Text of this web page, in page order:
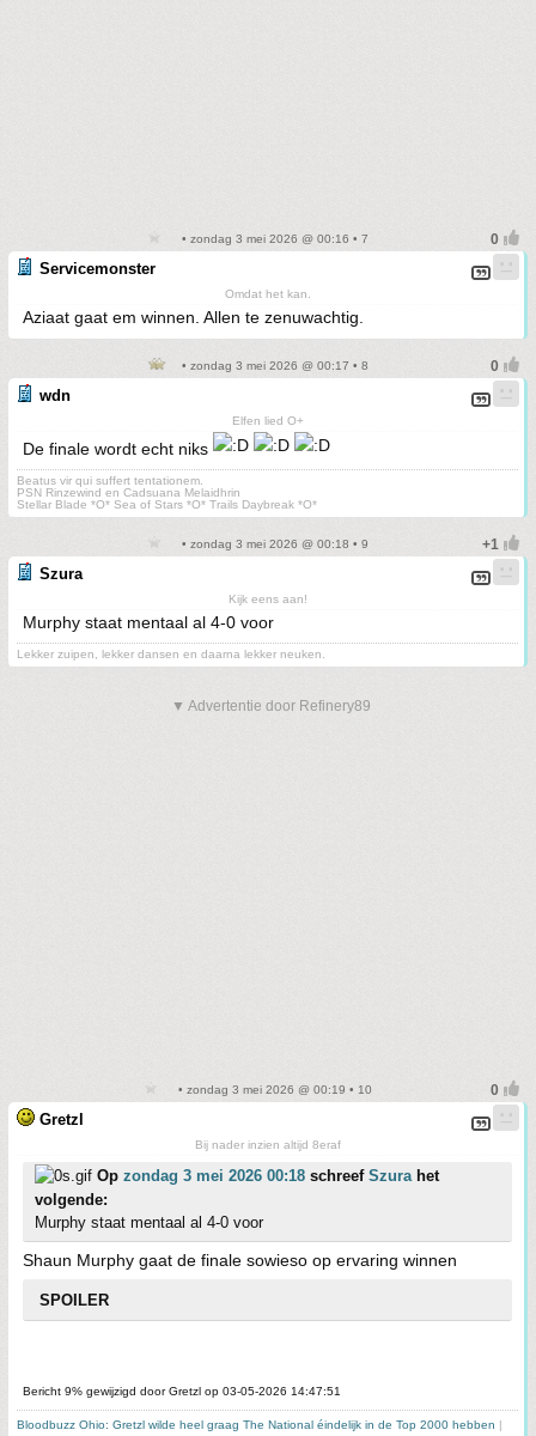
• zondag 3 mei 2026 @ 00:16 • 7
Servicemonster
Omdat het kan.
Aziaat gaat em winnen. Allen te zenuwachtig.
• zondag 3 mei 2026 @ 00:17 • 8
wdn
Elfen lied O+
De finale wordt echt niks
Beatus vir qui suffert tentationem.
PSN Rinzewind en Cadsuana Melaidhrin
Stellar Blade *O* Sea of Stars *O* Trails Daybreak *O*
• zondag 3 mei 2026 @ 00:18 • 9
Szura
Kijk eens aan!
Murphy staat mentaal al 4-0 voor
Lekker zuipen, lekker dansen en daarna lekker neuken.
▼ Advertentie door Refinery89
• zondag 3 mei 2026 @ 00:19 • 10
Gretzl
Bij nader inzien altijd 8eraf
Op zondag 3 mei 2026 00:18 schreef Szurahet
volgende:
Murphy staat mentaal al 4-0 voor
Shaun Murphy gaat de finale sowieso op ervaring winnen
SPOILER
Bericht 9% gewijzigd door Gretzl op 03-05-2026 14:47:51
Bloodbuzz Ohio: Gretzl wilde heel graag The National éindelijk in de Top 2000 hebben |